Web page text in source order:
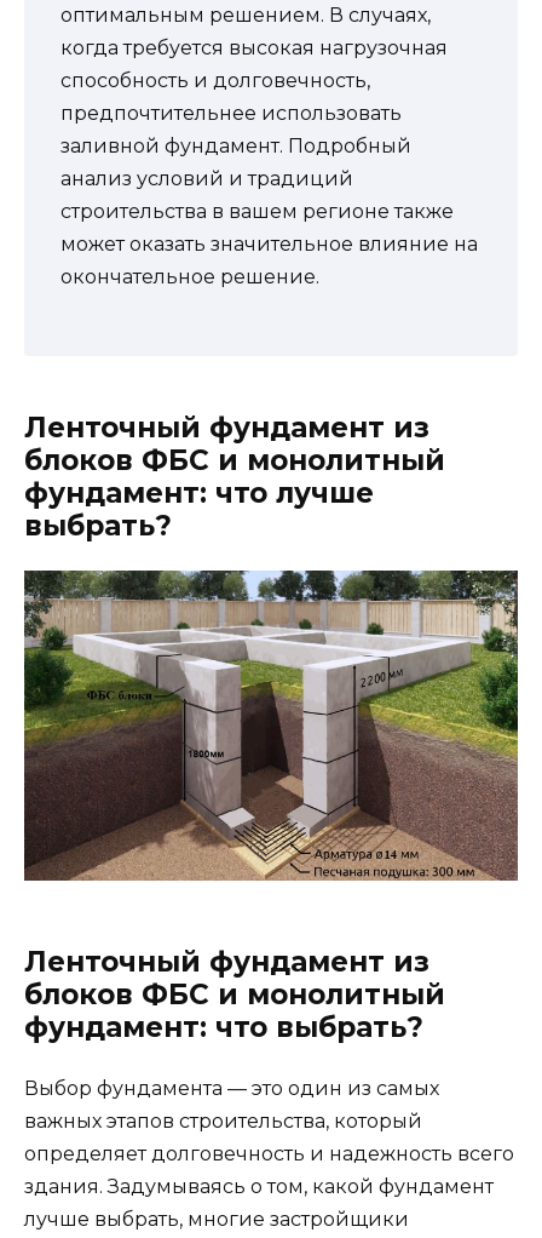
оптимальным решением. В случаях,
когда требуется высокая нагрузочная
способность и долговечность,
предпочтительнее использовать
заливной фундамент. Подробный
анализ условий и традиций
строительства в вашем регионе также
может оказать значительное влияние на
окончательное решение.
Ленточный фундамент из
блоков ФБС и монолитный
фундамент: что лучше
выбрать?
Ленточный фундамент из
блоков ФБС и монолитный
фундамент: что выбрать?
Выбор фундамента — это один из самых
важных этапов строительства, который
определяет долговечность и надежность всего
здания. Задумываясь о том, какой фундамент
лучше выбрать, многие застройщики